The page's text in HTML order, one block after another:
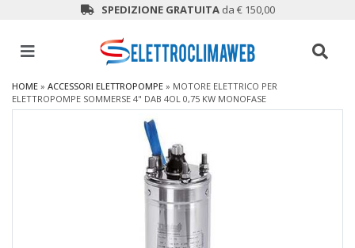
SPEDIZIONE GRATUITAda € 150,00
HOME » ACCESSORI ELETTROPOMPE » MOTORE ELETTRICO PER
ELETTROPOMPE SOMMERSE 4" DAB 4OL 0,75 KW MONOFASE